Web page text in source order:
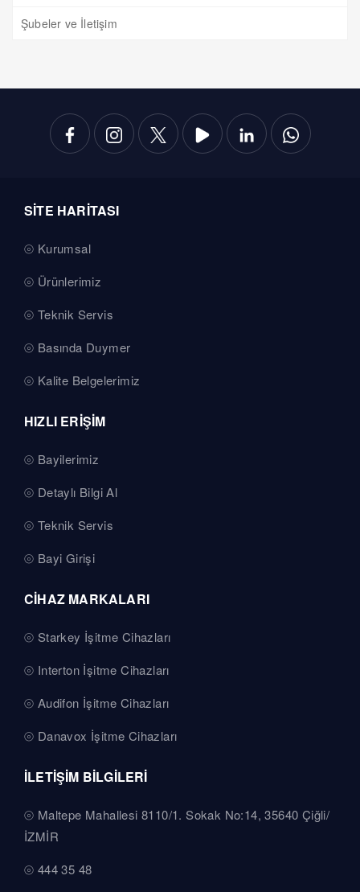
Şubeler ve İletişim
SİTE HARİTASI
Kurumsal
Ürünlerimiz
Teknik Servis
Basında Duymer
Kalite Belgelerimiz
HIZLI ERİŞİM
Bayilerimiz
Detaylı Bilgi Al
Teknik Servis
Bayi Girişi
CİHAZ MARKALARI
Starkey İşitme Cihazları
Interton İşitme Cihazları
Audifon İşitme Cihazları
Danavox İşitme Cihazları
İLETİŞİM BİLGİLERİ
Maltepe Mahallesi 8110/1. Sokak No:14, 35640 Çiğli/
İZMİR
444 35 48